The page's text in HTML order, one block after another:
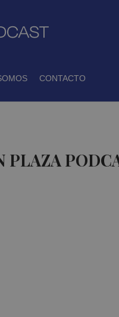
CONTACTO
PLAZA